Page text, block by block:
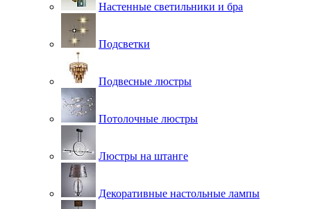
Настенные светильники и бра
Подсветки
Подвесные люстры
Потолочные люстры
Люстры на штанге
Декоративные настольные лампы